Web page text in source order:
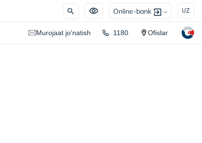
Online-bank UZ
Murojaat jo'natish 1180 Ofislar